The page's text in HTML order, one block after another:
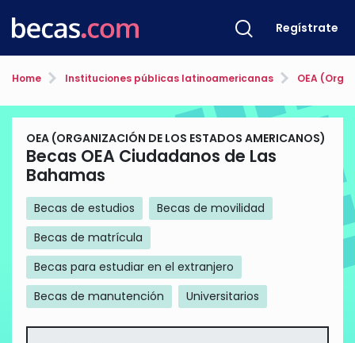
Regístrate
Home Instituciones públicas latinoamericanas OEA
OEA (ORGANIZACIÓN DE LOS ESTADOS AMERICANOS)
Becas OEA Ciudadanos de Las
Bahamas
Becas de estudios
Becas de movilidad
Becas de matrícula
Becas para estudiar en el extranjero
Becas de manutención
Universitarios